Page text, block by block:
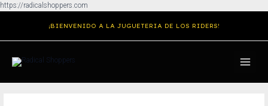
https://radicalshoppers.com
contenido
¡BIENVENIDO A LA JUGUETERIA DE LOS RIDERS!
MENU